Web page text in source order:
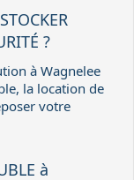
?
à Wagnelee
la location de
votre
à